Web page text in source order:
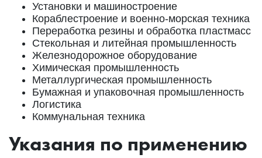
Установки и машиностроение
Кораблестроение и военно-морская техника
Переработка резины и обработка пластмасс
Стекольная и литейная промышленность
Железнодорожное оборудование
Химическая промышленность
Металлургическая промышленность
Бумажная и упаковочная промышленность
Логистика
Коммунальная техника
Указания по применению